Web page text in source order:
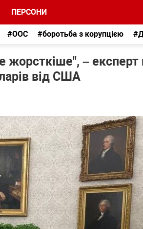
ПЕРСОНИ
#ООС #боротьба з корупцією
жорсткіше", – експерт
від США